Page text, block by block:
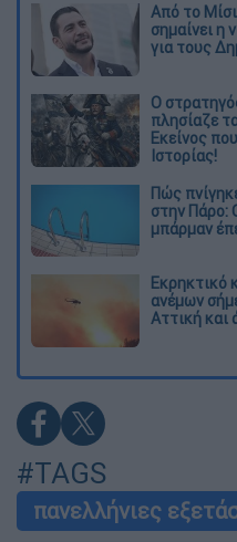
Από το
σημαίνει η
για τους
O
πλησίαζε
Εκείνος
Ιστορίας!
Πώς
στην Πάρο:
μπάρμαν
Εκρηκτικό
ανέμων
Αττική και
#TAGS
πανελλήνιες